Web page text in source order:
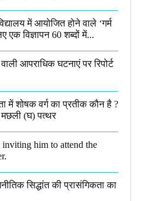
में आयोजित होने वाले ‘गर्म
विज्ञापन 60 शब्दों में...
आपराधिक घटनाएं पर रिपोर्ट
में शोषक वर्ग का प्रतीक कौन है ?
(घ) पत्थर
him to attend the
सिद्धांत की प्रासंगिकता का